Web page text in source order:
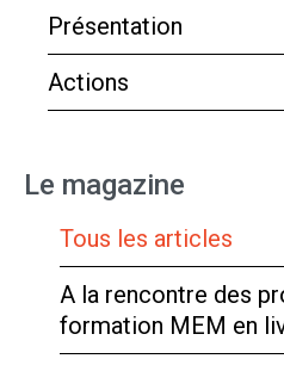
Présentation
Actions
Le magazine
Tous les articles
A la rencontre des
formation MEM en